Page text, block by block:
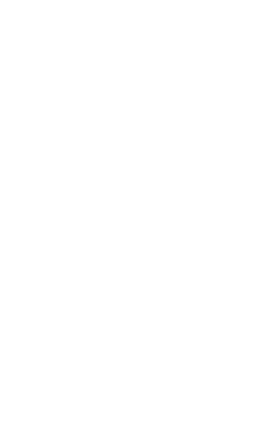
zalogaj za naše
poizvedovanja
Zaradi hitrejšega
osebja ter
manjšem posegu v
nekatere pa zameji
100.000 prebivalcev v
posamezne regije
posredoval nabor
tudi župani na lokalni